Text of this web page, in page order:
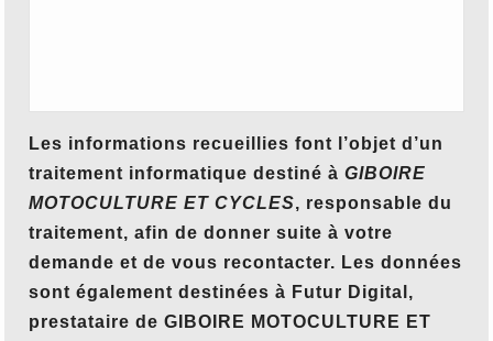
Les informations recueillies font l’objet d’un
traitement informatique destiné à GIBOIRE
MOTOCULTURE ET CYCLES, responsable du
traitement, afin de donner suite à votre
demande et de vous recontacter. Les données
sont également destinées à Futur Digital,
prestataire de GIBOIRE MOTOCULTURE ET